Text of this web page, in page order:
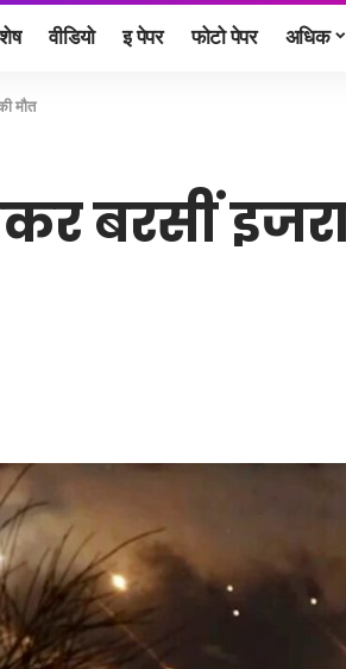
वीडियो इ पेपर फोटो पेपर अधिक
मौत
बरसीं